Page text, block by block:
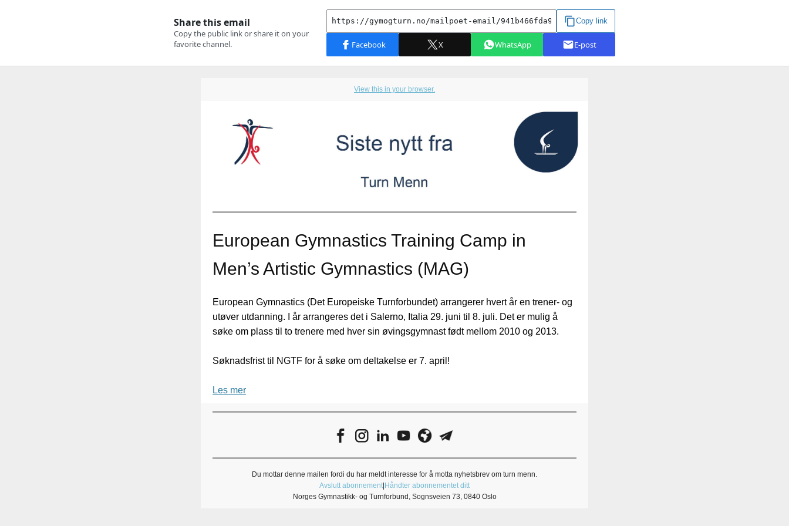
View this in your browser.
European Gymnastics Training Camp in
Men’s Artistic Gymnastics (MAG)
European Gymnastics (Det Europeiske Turnforbundet) arrangerer hvert år en trener- og
utøver utdanning. I år arrangeres det i Salerno, Italia 29. juni til 8. juli. Det er mulig å
søke om plass til to trenere med hver sin øvingsgymnast født mellom 2010 og 2013.
Søknadsfrist til NGTF for å søke om deltakelse er 7. april!
Les mer
Du mottar denne mailen fordi du har meldt interesse for å motta nyhetsbrev om turn menn.
Avslutt abonnement| Håndter abonnementet ditt
Norges Gymnastikk- og Turnforbund, Sognsveien 73, 0840 Oslo